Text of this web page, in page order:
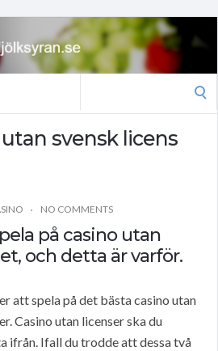
svensk licens
NO COMMENTS
på casino utan
och detta är varför.
att spela på det bästa casino utan
Casino utan licenser ska du
ifrån. Ifall du trodde att dessa två